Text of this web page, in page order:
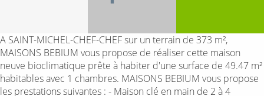
A SAINT-MICHEL-CHEF-CHEF sur un terrain de 373 m²,
MAISONS BEBIUM vous propose de réaliser cette maison
neuve bioclimatique prête à habiter d'une surface de 49.47 m²
habitables avec 1 chambres. MAISONS BEBIUM vous propose
les prestations suivantes : - Maison clé en main de 2 à 4